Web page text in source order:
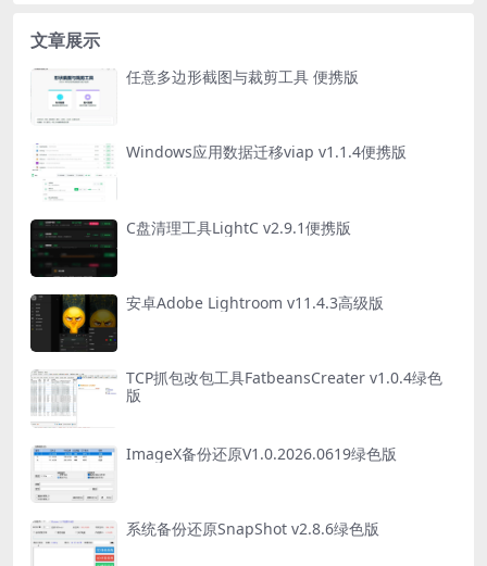
文章展示
任意多边形截图与裁剪工具 便携版
Windows应用数据迁移viap v1.1.4便携版
C盘清理工具LightC v2.9.1便携版
安卓Adobe Lightroom v11.4.3高级版
TCP抓包改包工具FatbeansCreater v1.0.4绿色
版
ImageX备份还原V1.0.2026.0619绿色版
系统备份还原SnapShot v2.8.6绿色版